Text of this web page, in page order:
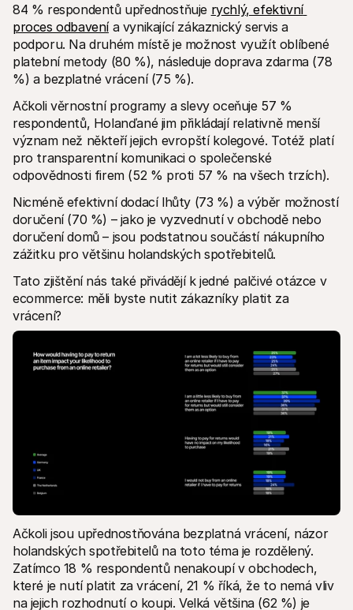
84 % respondentů upřednostňuje rychlý, efektivní
proces odbavení a vynikající zákaznický servis a
podporu. Na druhém místě je možnost využít oblíbené
platební metody (80 %), následuje doprava zdarma (78
%) a bezplatné vrácení (75 %).
Ačkoli věrnostní programy a slevy oceňuje 57 %
respondentů, Holanďané jim přikládají relativně menší
význam než někteří jejich evropští kolegové. Totéž platí
pro transparentní komunikaci o společenské
odpovědnosti firem (52 % proti 57 % na všech trzích).
Nicméně efektivní dodací lhůty (73 %) a výběr možností
doručení (70 %) – jako je vyzvednutí v obchodě nebo
doručení domů – jsou podstatnou součástí nákupního
zážitku pro většinu holandských spotřebitelů.
Tato zjištění nás také přivádějí k jedné palčivé otázce v
ecommerce: měli byste nutit zákazníky platit za
vrácení?
Ačkoli jsou upřednostňována bezplatná vrácení, názor
holandských spotřebitelů na toto téma je rozdělený.
Zatímco 18 % respondentů nenakoupí v obchodech,
které je nutí platit za vrácení, 21 % říká, že to nemá vliv
na jejich rozhodnutí o koupi. Velká většina (62 %) je